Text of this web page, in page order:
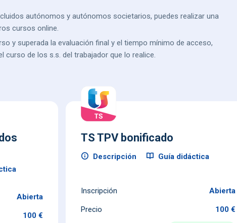
autónomos y autónomos societarios, puedes realizar una
cursos online.
y superada la evaluación final y el tiempo mínimo de acceso,
de los s.s. del trabajador que lo realice.
Abierta
100 €
TS TPV bonificado
Descripción Guía didáctica
Inscripción Abierta
Precio 100 €